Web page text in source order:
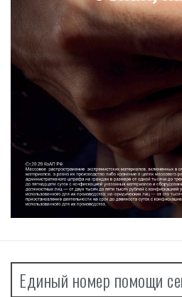
Единый номер помощи